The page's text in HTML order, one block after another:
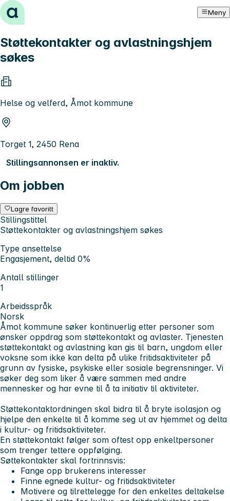
Hopp til innhold Meny
Støttekontakter og avlastningshjem
søkes
Helse og velferd, Åmot kommune
Torget 1, 2450 Rena
Stillingsannonsen er inaktiv.
Om jobben
Lagre favoritt
Stillingstittel
Støttekontakter og avlastningshjem søkes
Type ansettelse
Engasjement, deltid 0%
Antall stillinger
1
Arbeidsspråk
Norsk
Åmot kommune søker kontinuerlig etter personer som
ønsker oppdrag som støttekontakt og avlaster. Tjenesten
støttekontakt og avlastning kan gis til barn, ungdom eller
voksne som ikke kan delta på ulike fritidsaktiviteter på
grunn av fysiske, psykiske eller sosiale begrensninger. Vi
søker deg som liker å være sammen med andre
mennesker og har evne til å ta initiativ til aktiviteter.
Støttekontaktordningen skal bidra til å bryte isolasjon og
hjelpe den enkelte til å komme seg ut av hjemmet og delta
i kultur- og fritidsaktiviteter.
En støttekontakt følger som oftest opp enkeltpersoner
som trenger tettere oppfølging.
Søttekontakter skal fortrinnsvis:
Fange opp brukerens interesser
Finne egnede kultur- og fritidsaktiviteter
Motivere og tilrettelegge for den enkeltes deltakelse